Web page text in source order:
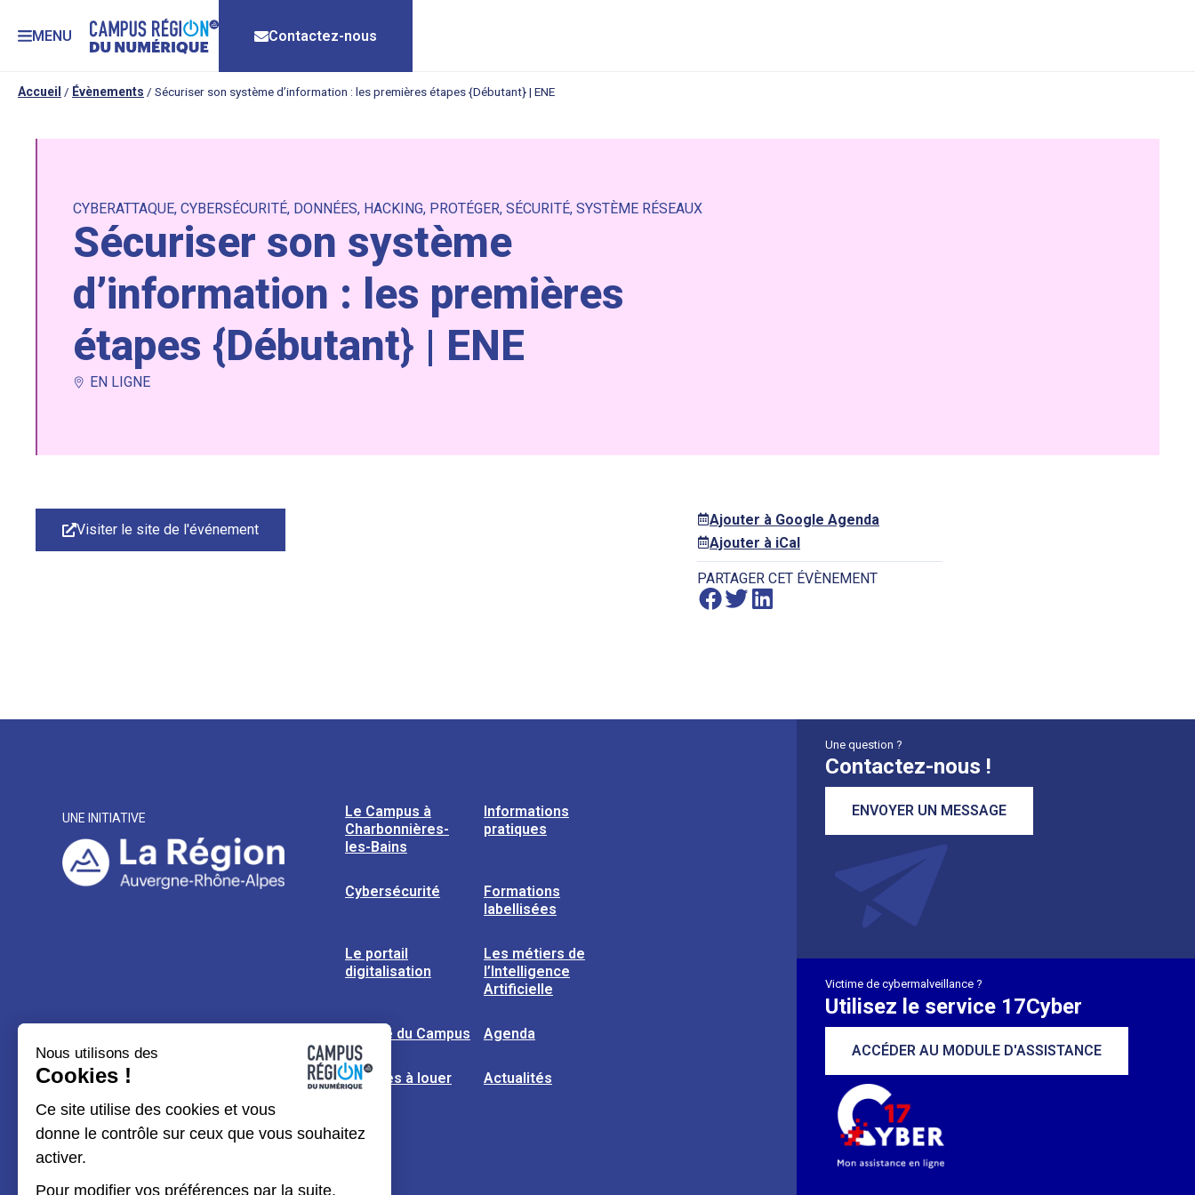
MENU Contactez-nous
Accueil / Évènements / Sécuriser son système d’information : les premières étapes {Débutant} | ENE
CYBERATTAQUE, CYBERSÉCURITÉ, DONNÉES, HACKING, PROTÉGER, SÉCURITÉ, SYSTÈME RÉSEAUX
Sécuriser son système
d’information : les premières
étapes {Débutant} | ENE
EN LIGNE
Visiter le site de l'événement
Ajouter à Google Agenda
Ajouter à iCal
PARTAGER CET ÉVÈNEMENT
UNE INITIATIVE
Le Campus à
Charbonnières-
les-Bains
Informations
pratiques
Cybersécurité
Formations
labellisées
Le portail
digitalisation
Les métiers de
l’Intelligence
Artificielle
L’usine du Campus Agenda
Espaces à louer Actualités
Une question ?
Contactez-nous !
ENVOYER UN MESSAGE
Victime de cybermalveillance ?
Utilisez le service 17Cyber
ACCÉDER AU MODULE D'ASSISTANCE
Nous utilisons des
Cookies !
Ce site utilise des cookies et vous
donne le contrôle sur ceux que vous souhaitez
activer.
Pour modifier vos préférences par la suite,